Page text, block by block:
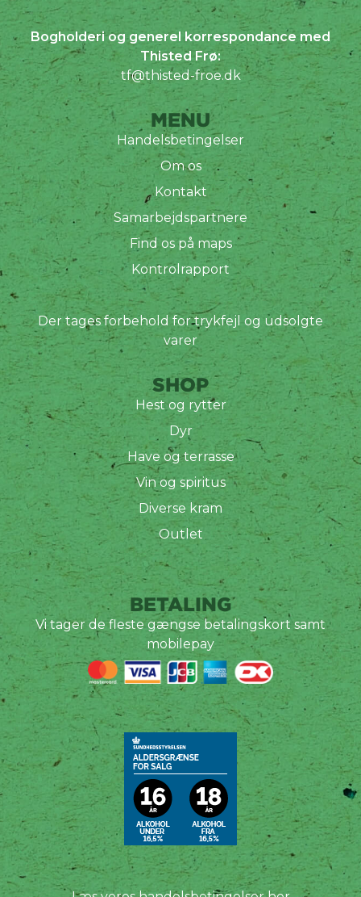
Bogholderi og generel korrespondance med
Thisted Frø:
tf@thisted-froe.dk
MENU
Handelsbetingelser
Om os
Kontakt
Samarbejdspartnere
Find os på maps
Kontrolrapport
Der tages forbehold for trykfejl og udsolgte
varer
SHOP
Hest og rytter
Dyr
Have og terrasse
Vin og spiritus
Diverse kram
Outlet
BETALING
Vi tager de fleste gængse betalingskort samt
mobilepay